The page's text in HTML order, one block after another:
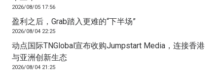
2026/08/05 17:56
盈利之后，Grab踏入更难的“下半场”
2026/08/04 22:25
动点国际TNGlobal宣布收购Jumpstart Media，连接香港
与亚洲创新生态
2026/08/04 21:25